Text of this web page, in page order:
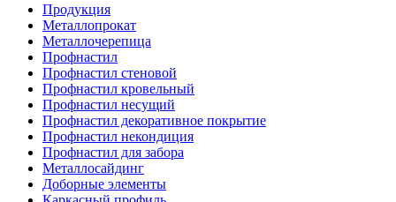
Продукция
Металлопрокат
Металлочерепица
Профнастил
Профнастил стеновой
Профнастил кровельный
Профнастил несущий
Профнастил декоративное покрытие
Профнастил некондиция
Профнастил для забора
Металлосайдинг
Доборные элементы